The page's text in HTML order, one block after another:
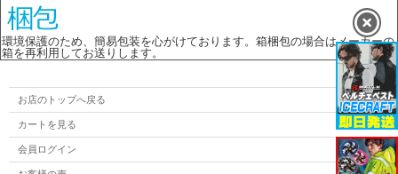
環境保護のため、簡易包装を心がけております。箱梱包の場合はメーカーの
箱を再利用してお送りします。
お店のトップへ戻る
カートを見る
会員ログイン